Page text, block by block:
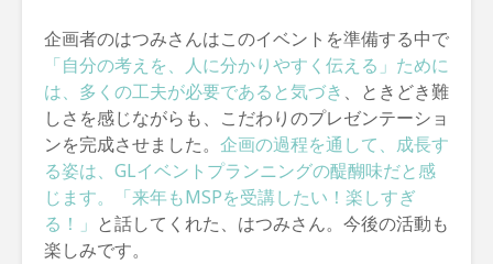
企画者のはつみさんはこのイベントを準備する中で
「自分の考えを、人に分かりやすく伝える」ために
は、多くの工夫が必要であると気づき 、ときどき難
しさを感じながらも、こだわりのプレゼンテーショ
ンを完成させました。 企画の過程を通して、成長す
る姿は、GLイベントプランニングの醍醐味だと感
じます。「来年もMSPを受講したい！楽しすぎ
る！」 と話してくれた、はつみさん。今後の活動も
楽しみです。